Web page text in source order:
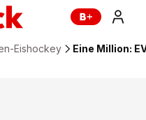
Eishockey Eine Million: